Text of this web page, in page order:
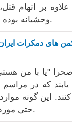
بر اتهام
وحشیانه بوده است، به ارتباط با اسرائیل نیز محکوم شده اند.
"یا با من
که در مراسم
این گونه
حتی مورد مخالفت بخشی ازروحانیون تورکمن نیز هست.